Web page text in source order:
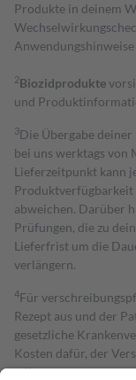
Produkte in deinem
2Biozidprodukte
und
3Die Übergabe
bei uns werktags von
Lieferzeitpunkt kann
Produktverfügbarkeit
abweichen. Darüber
Prüfungen, die zu
Lieferfrist um die
verlängern.
4Für
Rezept aus und der
gesetzliche
Kosten dafür, der
mit.